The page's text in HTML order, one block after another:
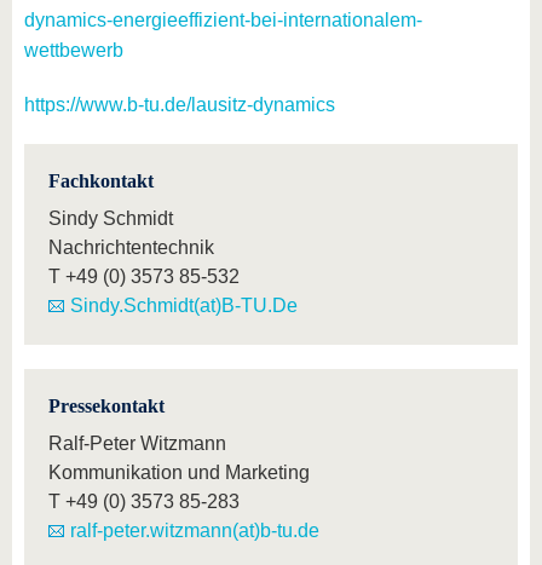
dynamics-energieeffizient-bei-internationalem-
wettbewerb
https://www.b-tu.de/lausitz-dynamics
Fachkontakt
Sindy Schmidt
Nachrichtentechnik
T +49 (0) 3573 85-532
Sindy.Schmidt(at)B-TU.De
Pressekontakt
Ralf-Peter Witzmann
Kommunikation und Marketing
T +49 (0) 3573 85-283
ralf-peter.witzmann(at)b-tu.de